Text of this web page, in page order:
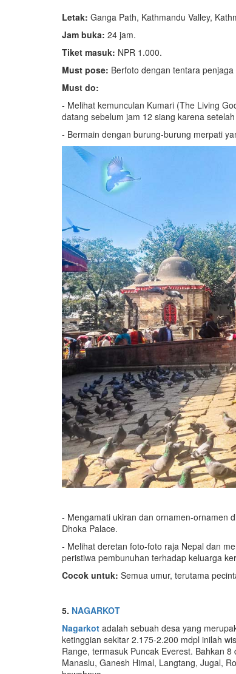
Letak: Ganga Path, Kathmandu Valley,
Jam buka: 24 jam.
Tiket masuk: NPR 1.000.
Must pose: Berfoto dengan tentara
Must do:
- Melihat kemunculan Kumari (The Living
datang sebelum jam 12 siang karena
- Bermain dengan burung-burung merpati
- Mengamati ukiran dan ornamen-ornamen
Dhoka Palace.
- Melihat deretan foto-foto raja Nepal dan
peristiwa pembunuhan terhadap keluarga
Cocok untuk: Semua umur, terutama
5. NAGARKOT
Nagarkot adalah sebuah desa yang
ketinggian sekitar 2.175-2.200 mdpl inilah
Range, termasuk Puncak Everest. Bahkan
Manaslu, Ganesh Himal, Langtang, Jugal,